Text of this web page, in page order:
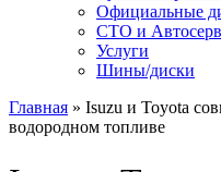
Официальные
СТО и
Услуги
Шины/диски
Главная » Isuzu и Toyota
водородном топливе